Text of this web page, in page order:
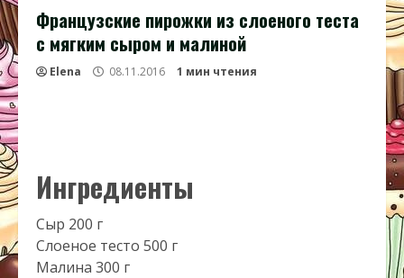
Французские пирожки из слоеного теста
с мягким сыром и малиной
Elena 08.11.2016 1 мин чтения
Ингредиенты
Сыр 200 г
Слоеное тесто 500 г
Малина 300 г